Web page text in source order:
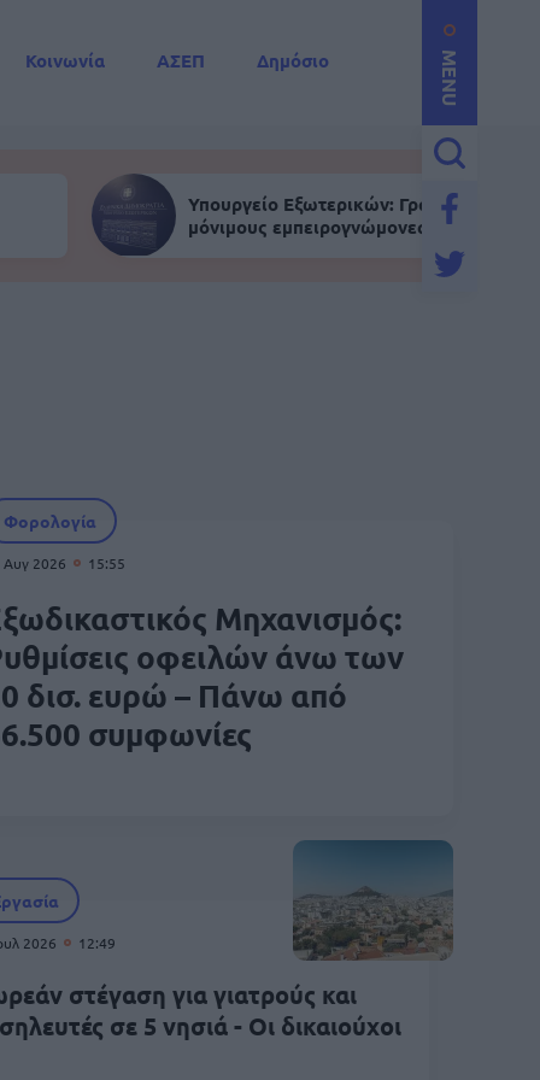
MENU
Κοινωνία ΑΣΕΠ
Δημόσιο
Υπουργείο Εξωτερικών: Γραπτός για
μόνιμους εμπειρογνώμονες
Φορολογία
Αυγ 2026 15:55
Μηχανισμός:
οφειλών άνω των
δισ. ευρώ – Πάνω από
συμφωνίες
2026 12:49
στέγαση για γιατρούς και
σε 5 νησιά - Οι δικαιούχοι